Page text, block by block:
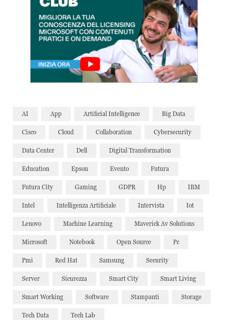
AI App Artificial Intelligence Big Data
Cisco Cloud Collaboration Cybersecurity
Data Center Dell Digital Transformation
Education Epson Evento Futura
Futura City Gaming GDPR Hp IBM
Intel Intelligenza Artificiale Intervista Iot
Lenovo Machine Learning Maverick Av Solutions
Microsoft Notebook Open Source Pc
Pmi Red Hat Samsung Security
Server Sicurezza Smart City Smart Living
Smart Working Software Stampanti Storage
Tech Data Tech Lab